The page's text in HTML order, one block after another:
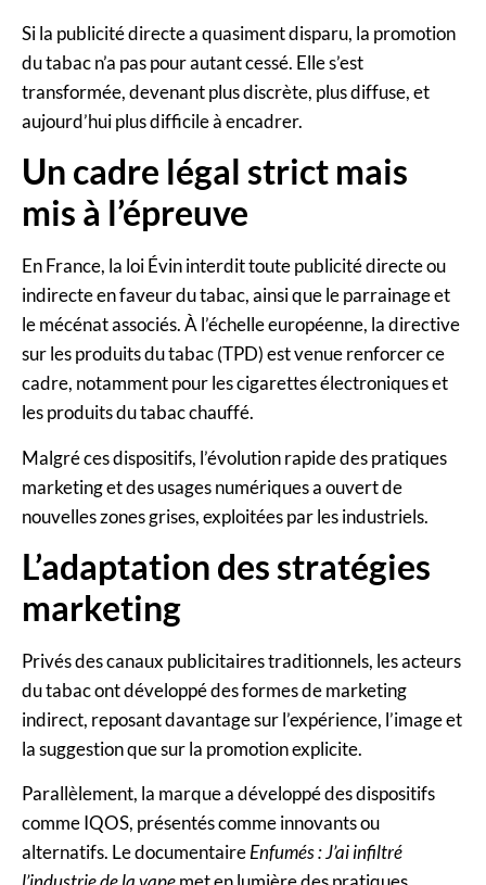
Si la publicité directe a quasiment disparu, la promotion
du tabac n’a pas pour autant cessé. Elle s’est
transformée, devenant plus discrète, plus diffuse, et
aujourd’hui plus difficile à encadrer.
Un cadre légal strict mais
mis à l’épreuve
En France, la loi Évin interdit toute publicité directe ou
indirecte en faveur du tabac, ainsi que le parrainage et
le mécénat associés. À l’échelle européenne, la directive
sur les produits du tabac (TPD) est venue renforcer ce
cadre, notamment pour les cigarettes électroniques et
les produits du tabac chauffé.
Malgré ces dispositifs, l’évolution rapide des pratiques
marketing et des usages numériques a ouvert de
nouvelles zones grises, exploitées par les industriels.
L’adaptation des stratégies
marketing
Privés des canaux publicitaires traditionnels, les acteurs
du tabac ont développé des formes de marketing
indirect, reposant davantage sur l’expérience, l’image et
la suggestion que sur la promotion explicite.
Parallèlement, la marque a développé des dispositifs
comme IQOS, présentés comme innovants ou
alternatifs. Le documentaireEnfumés : J’ai infiltré